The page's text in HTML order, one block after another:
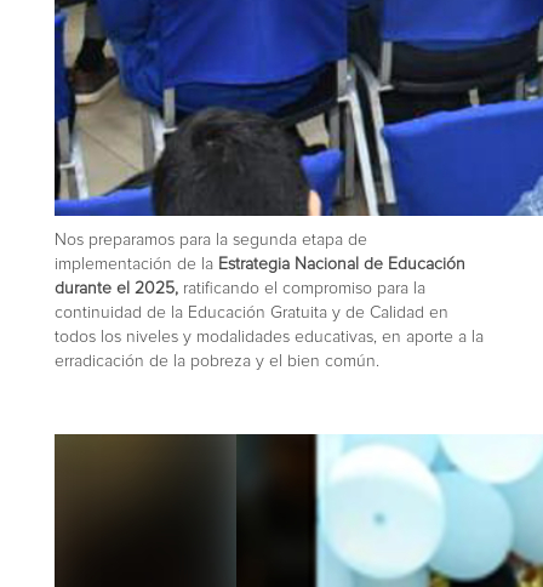
Nos preparamos para la segunda etapa de
implementación de la Estrategia Nacional de Educación
durante el 2025, ratificando el compromiso para la
continuidad de la Educación Gratuita y de Calidad en
todos los niveles y modalidades educativas, en aporte a la
erradicación de la pobreza y el bien común.